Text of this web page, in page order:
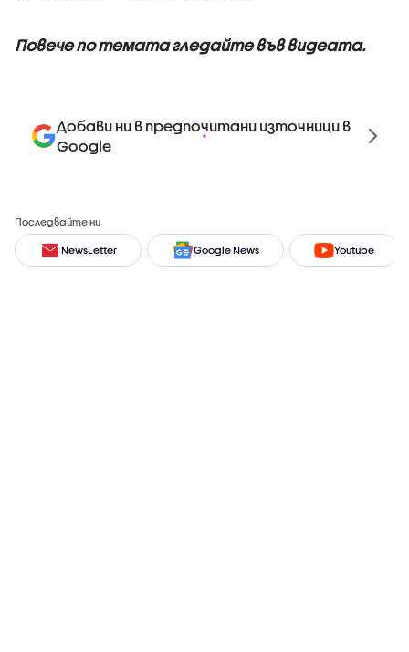
Повече по темата гледайте във видеата.
Добави ни в предпочитани източници в
Google
Последвайте ни
NewsLetter Google News Youtube